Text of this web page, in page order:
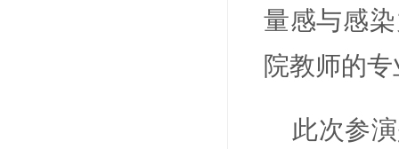
量感与感
院教师的
此次参